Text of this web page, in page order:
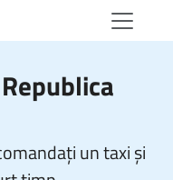
un taxi și